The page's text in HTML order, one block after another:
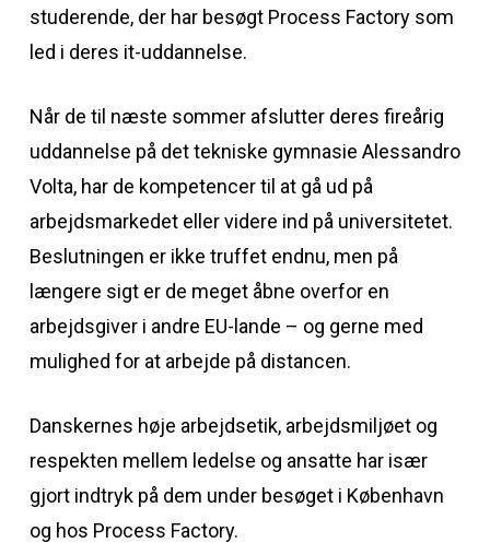
studerende, der har besøgt Process Factory som
led i deres it-uddannelse.
Når de til næste sommer afslutter deres fireårig
uddannelse på det tekniske gymnasie Alessandro
Volta, har de kompetencer til at gå ud på
arbejdsmarkedet eller videre ind på universitetet.
Beslutningen er ikke truffet endnu, men på
længere sigt er de meget åbne overfor en
arbejdsgiver i andre EU-lande – og gerne med
mulighed for at arbejde på distancen.
Danskernes høje arbejdsetik, arbejdsmiljøet og
respekten mellem ledelse og ansatte har især
gjort indtryk på dem under besøget i København
og hos Process Factory.